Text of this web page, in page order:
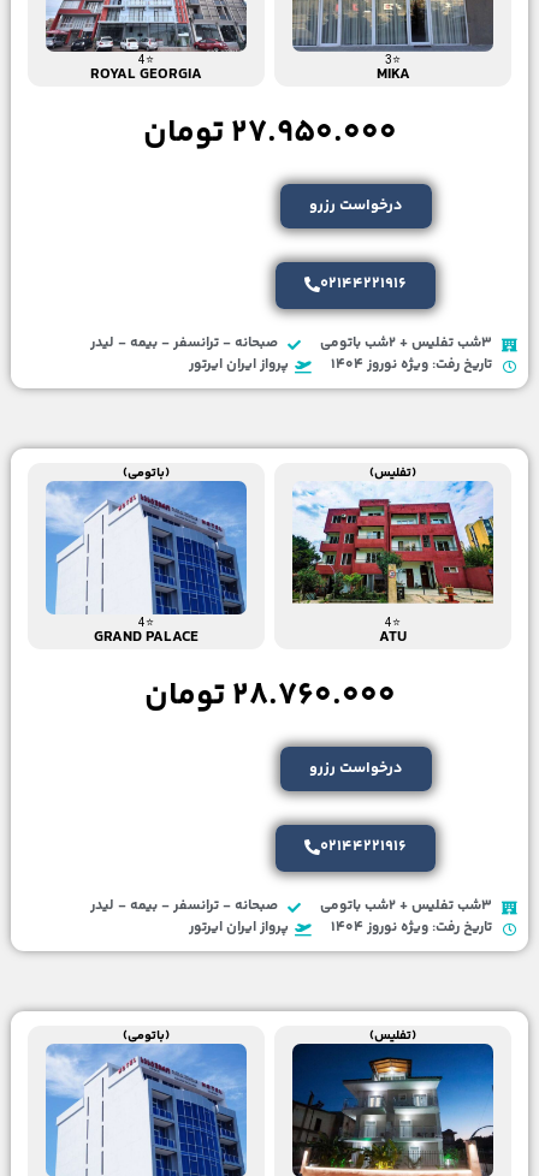
⭐3
MIKA
⭐4
ROYAL GEORGIA
27.950.000 تومان
درخواست رزرو
02144221916
3شب تفلیس + 2شب باتومی
صبحانه - ترانسفر - بیمه - لیدر
تاریخ رفت: ویژه نوروز 1404
پرواز ایران ایرتور
(تفلیس)
⭐4
ATU
(باتومی)
⭐4
GRAND PALACE
28.760.000 تومان
درخواست رزرو
02144221916
3شب تفلیس + 2شب باتومی
صبحانه - ترانسفر - بیمه - لیدر
تاریخ رفت: ویژه نوروز 1404
پرواز ایران ایرتور
(تفلیس) (باتومی)